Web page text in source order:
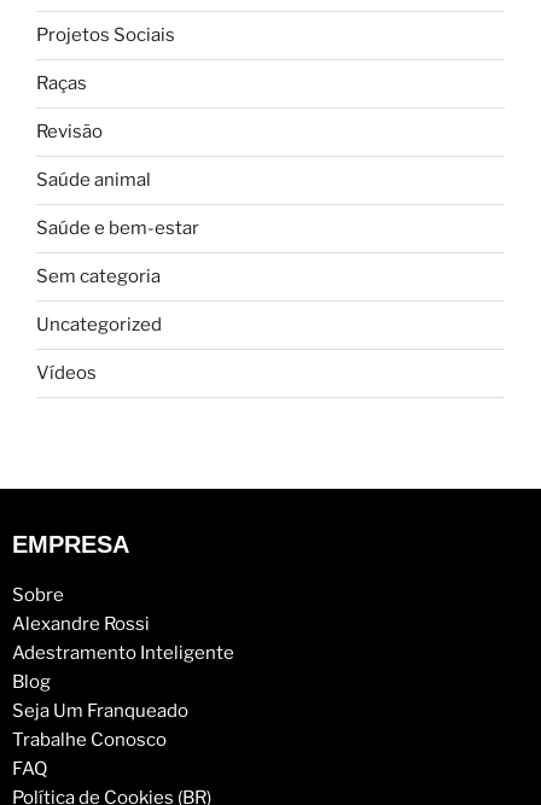
Projetos Sociais
Raças
Revisão
Saúde animal
Saúde e bem-estar
Sem categoria
Uncategorized
Vídeos
EMPRESA
Sobre
Alexandre Rossi
Adestramento Inteligente
Blog
Seja Um Franqueado
Trabalhe Conosco
FAQ
Política de Cookies (BR)